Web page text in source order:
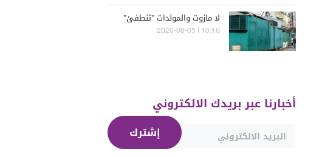
لا مازوت والمولدات "تنطفئ"
10:16 | 2026-08-05
أخبارنا عبر بريدك الالكتروني
إشترك